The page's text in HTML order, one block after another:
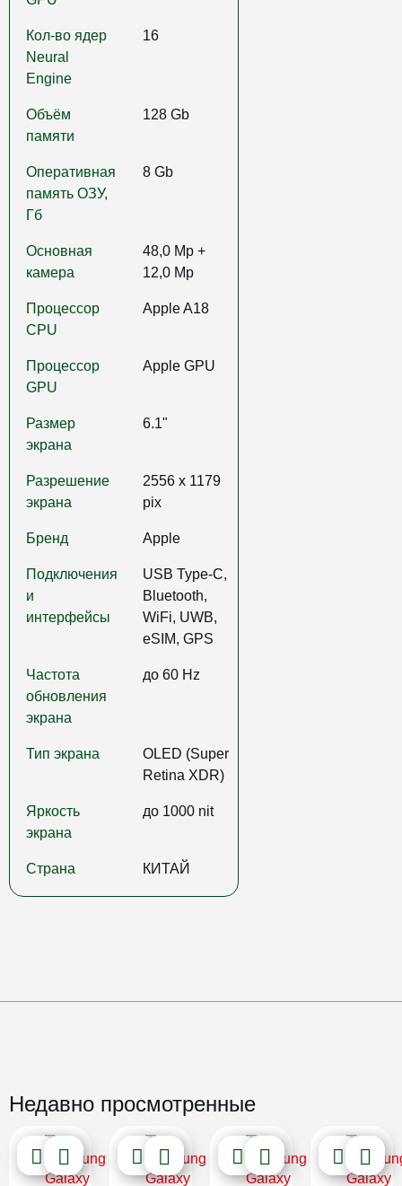
Кол-во ядер
Neural
Engine
16
Объём
памяти
128 Gb
Оперативная
память ОЗУ,
Гб
8 Gb
Основная
камера
48,0 Mp +
12,0 Mp
Процессор
CPU
Apple A18
Процессор
GPU
Apple GPU
Размер
экрана
6.1"
Разрешение
экрана
2556 x 1179
pix
Бренд Apple
Подключения
и
интерфейсы
USB Type-C,
Bluetooth,
WiFi, UWB,
eSIM, GPS
Частота
обновления
экрана
до 60 Hz
Тип экрана
OLED (Super
Retina XDR)
Яркость
экрана
до 1000 nit
Страна КИТАЙ
Недавно просмотренные